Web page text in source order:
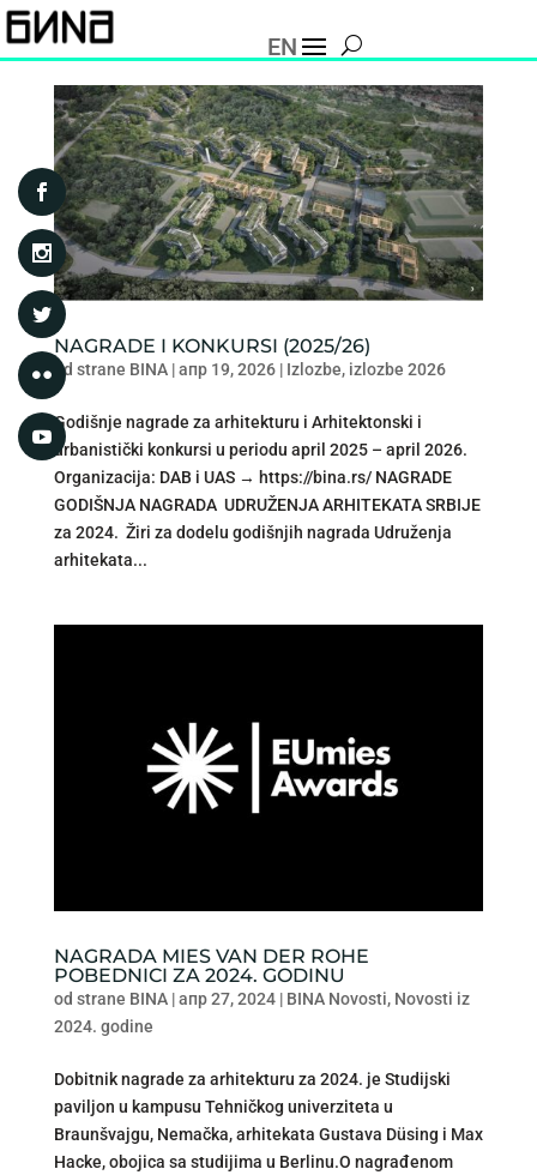
EN
NAGRADE I KONKURSI (2025/26)
od strane BINA|апр 19, 2026| Izlozbe, izlozbe 2026
Godišnje nagrade za arhitekturu i Arhitektonski i
urbanistički konkursi u periodu april 2025 – april 2026.
Organizacija: DAB i UAS → https://bina.rs/ NAGRADE
GODIŠNJA NAGRADA UDRUŽENJA ARHITEKATA SRBIJE
za 2024. Žiri za dodelu godišnjih nagrada Udruženja
arhitekata...
NAGRADA MIES VAN DER ROHE
POBEDNICI ZA 2024. GODINU
od strane BINA|апр 27, 2024| BINA Novosti, Novosti iz
2024. godine
Dobitnik nagrade za arhitekturu za 2024. je Studijski
paviljon u kampusu Tehničkog univerziteta u
Braunšvajgu, Nemačka, arhitekata Gustava Düsing i Max
Hacke, obojica sa studijima u Berlinu.O nagrađenom